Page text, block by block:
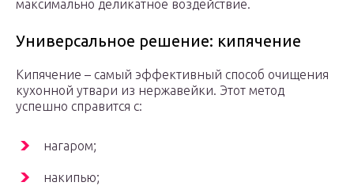
максимально деликатное воздействие.
Универсальное решение: кипячение
Кипячение – самый эффективный способ очищения
кухонной утвари из нержавейки. Этот метод
успешно справится с:
нагаром;
накипью;